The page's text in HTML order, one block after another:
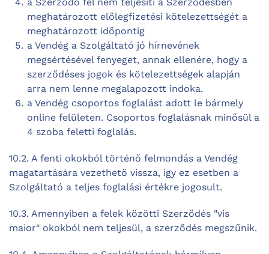
meghatározott előlegfizetési kötelezettségét a
meghatározott időpontig
a Vendég a Szolgáltató jó hírnevének
megsértésével fenyeget, annak ellenére, hogy a
szerződéses jogok és kötelezettségek alapján
arra nem lenne megalapozott indoka.
a Vendég csoportos foglalást adott le bármely
online felületen. Csoportos foglalásnak minősül a
4 szoba feletti foglalás.
10.2. A fenti okokból történő felmondás a Vendég
magatartására vezethető vissza, így ez esetben a
Szolgáltató a teljes foglalási értékre jogosult.
10.3. Amennyiben a felek közötti Szerződés "vis
maior" okokból nem teljesül, a szerződés megszűnik.